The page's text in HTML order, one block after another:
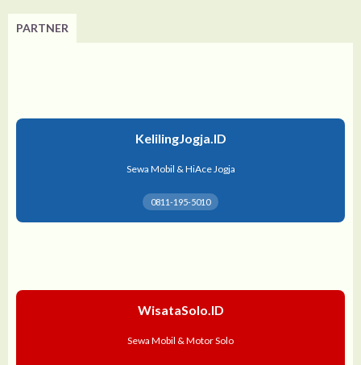
PARTNER
KelilingJogja.ID
Sewa Mobil & HiAce Jogja
0811-195-5010
WisataSolo.ID
Sewa Mobil & Motor Solo